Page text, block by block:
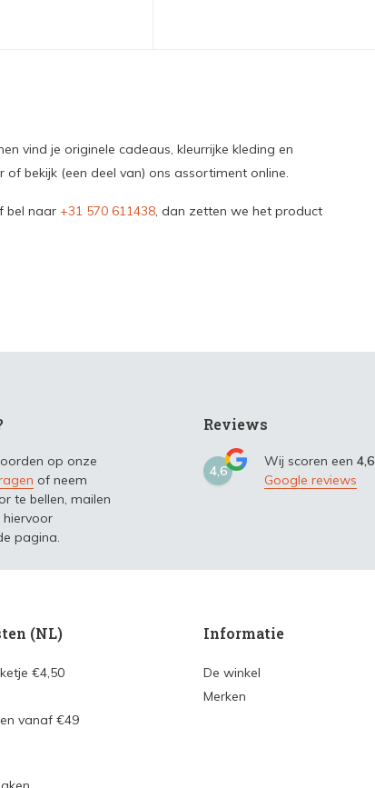
vind je originele cadeaus, kleurrijke kleding en
bekijk (een deel van) ons assortiment online.
bel naar +31 570 611438, dan zetten we het product
op onze
of neem
te bellen, mailen
hiervoor
pagina.
Reviews
4,6
Wij scoren een 4,6
Google reviews
(NL)
€4,50
vanaf €49
Informatie
De winkel
Merken